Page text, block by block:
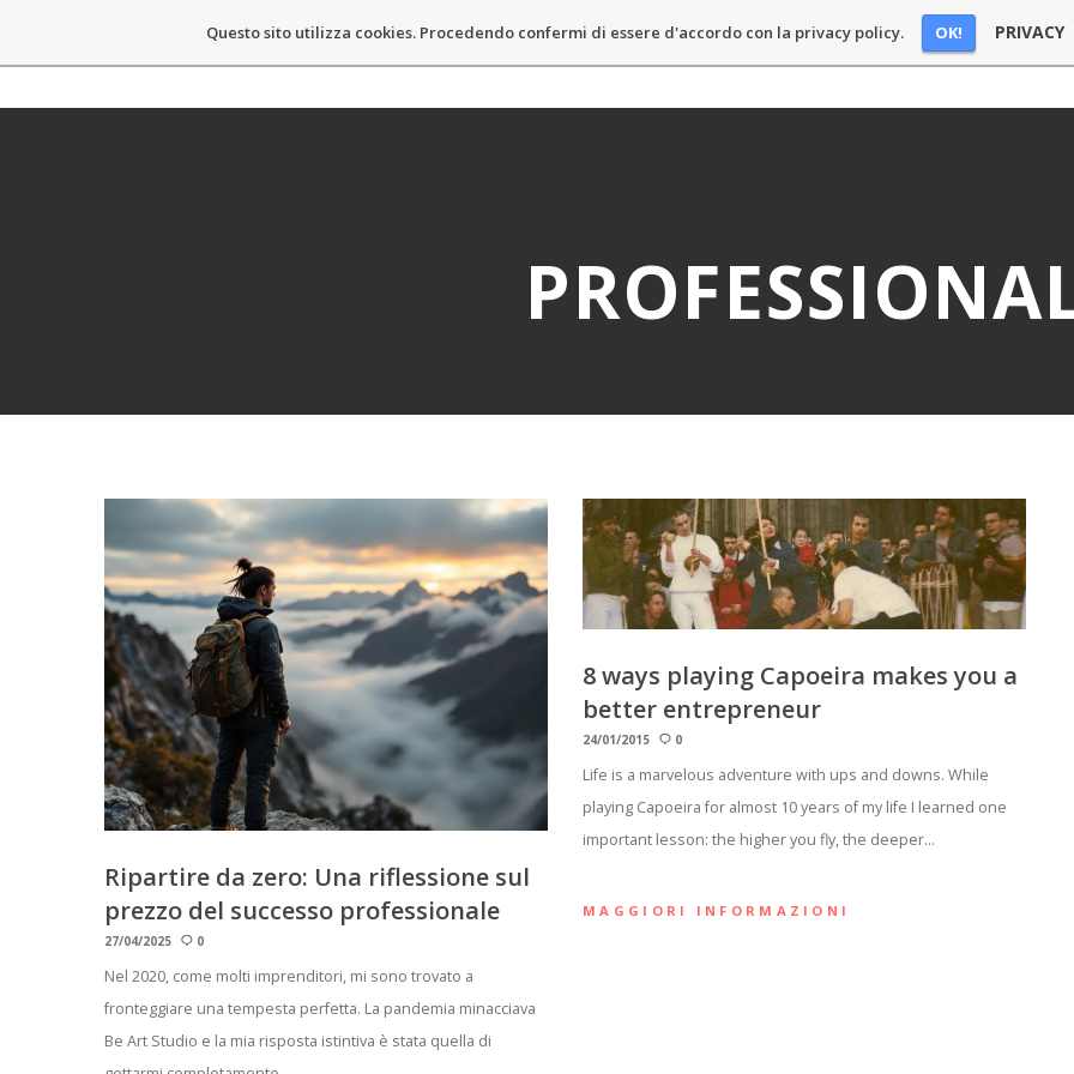
Questo sito utilizza cookies. Procedendo confermi di essere d'accordo con la privacy policy. OK! PRIVACY
SPONSOR
Ripartire da zero: Una riflessione sul
prezzo del successo professionale
27/04/2025 0
Nel 2020, come molti imprenditori, mi sono trovato a
fronteggiare una tempesta perfetta. La pandemia minacciava
Be Art Studio e la mia risposta istintiva è stata quella di
8 ways playing Capoeira makes you a
better entrepreneur
24/01/2015 0
Life is a marvelous adventure with ups and downs. While
playing Capoeira for almost 10 years of my life I learned one
important lesson: the higher you fly, the deeper…
MAGGIORI INFORMAZIONI